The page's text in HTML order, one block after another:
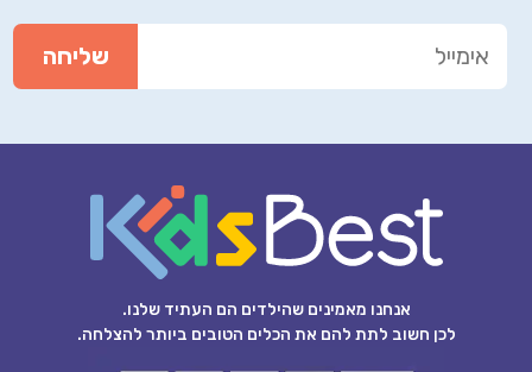
אנחנו מאמינים שהילדים הם העתיד שלנו.
לכן חשוב לתת להם את הכלים הטובים ביותר להצלחה.